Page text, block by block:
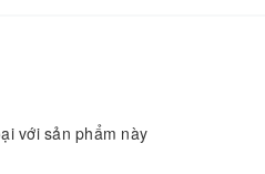
với sản phẩm này